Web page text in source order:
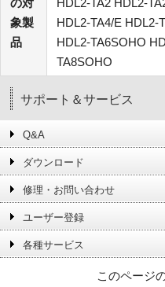
象製
品
HDL2-TA4/E HDL2-
HDL2-TA6SOHO
TA8SOHO
サポート＆サービス
Q&A
ダウンロード
修理・お問い合わせ
ユーザー登録
各種サービス
このページ